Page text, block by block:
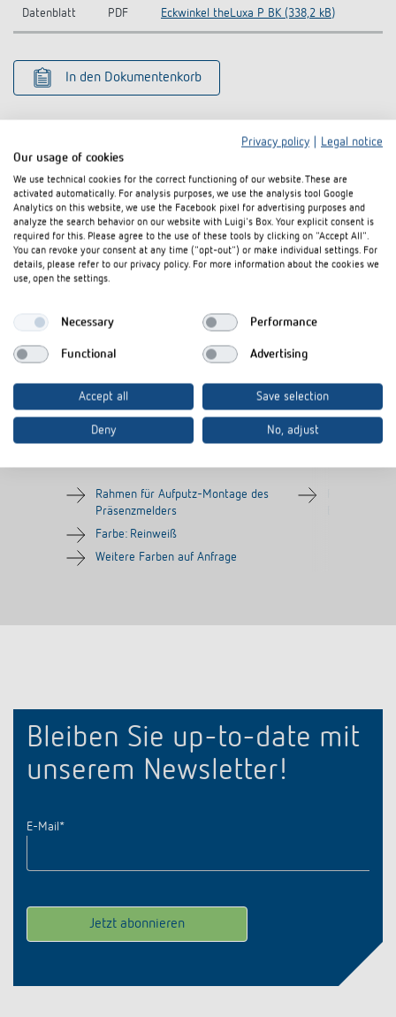
Datenblatt PDF Eckwinkel theLuxa P BK (338,2 kB)
In den Dokumentenkorb
Ähnliche Produkte
AP-Rahmen 100A WH
Rahmen für Aufputz-Montage des
Präsenzmelders
Farbe: Reinweiß
Weitere Farben auf Anfrage
AP-Rahmen
Bleiben Sie up-to-date mit
unserem Newsletter!
E-Mail *
Privacy policy
Legal notice
Our usage of cookies
We use technical cookies for the correct functioning of our website. These are
activated automatically. For analysis purposes, we use the analysis tool Google
Analytics on this website, we use the Facebook pixel for advertising purposes and
analyze the search behavior on our website with Luigi's Box. Your explicit consent is
required for this. Please agree to the use of these tools by clicking on "Accept All".
You can revoke your consent at any time ("opt-out") or make individual settings. For
details, please refer to our privacy policy. For more information about the cookies we
use, open the settings.
Necessary Performance
Functional Advertising
Accept all Save selection
Deny No, adjust